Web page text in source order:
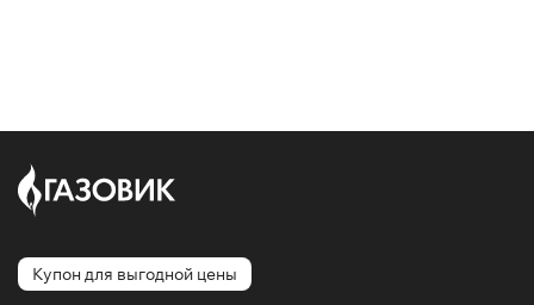
Купон для выгодной цены